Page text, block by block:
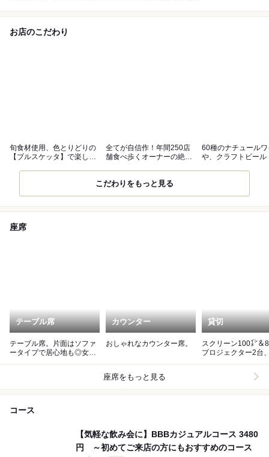
お店のこだわり
旬食材使用、色とりどりの
【ブルスケッタ】で楽しむ
全てが自信作！年間250店
舗食べ歩くオーナーの絶品
60種のナチュール
や、クラフトビール
こだわりをもっと見る
座席
テーブル席
テーブル席。片面はソファ
ータイプで居心地も◎女子
カウンター
おしゃれなカウンター席。
貸切
スクリーン100㌅＆
プロジェクター2台
座席をもっと見る
コース
【気軽な飲み会に】BBBカジュアルコース 3480
円 ～初めてご来店の方にもおすすめのコース